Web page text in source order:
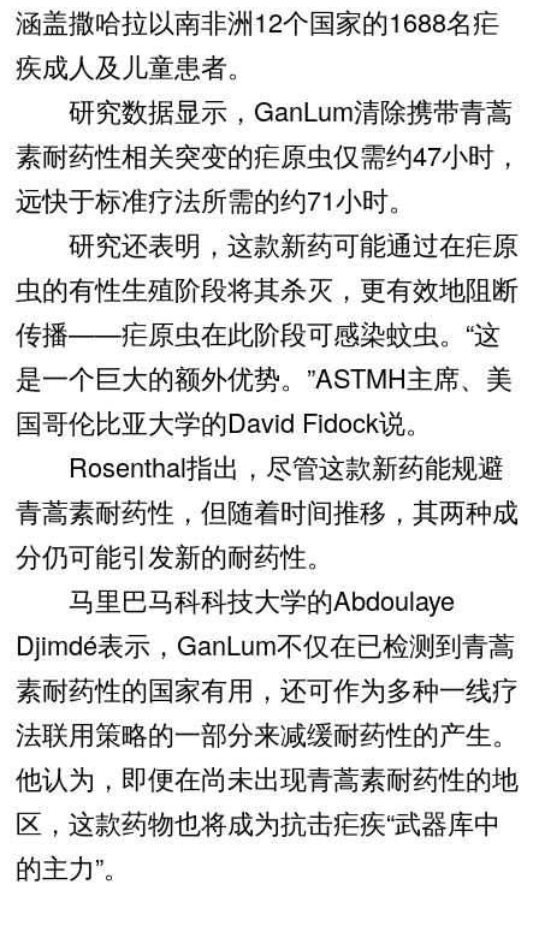
涵盖撒哈拉以南非洲12个国家的1688名疟
疾成人及儿童患者。
研究数据显示，GanLum清除携带青蒿
素耐药性相关突变的疟原虫仅需约47小时，
远快于标准疗法所需的约71小时。
研究还表明，这款新药可能通过在疟原
虫的有性生殖阶段将其杀灭，更有效地阻断
传播——疟原虫在此阶段可感染蚊虫。“这
是一个巨大的额外优势。”ASTMH主席、美
国哥伦比亚大学的David Fidock说。
Rosenthal指出，尽管这款新药能规避
青蒿素耐药性，但随着时间推移，其两种成
分仍可能引发新的耐药性。
马里巴马科科技大学的Abdoulaye
Djimdé表示，GanLum不仅在已检测到青蒿
素耐药性的国家有用，还可作为多种一线疗
法联用策略的一部分来减缓耐药性的产生。
他认为，即便在尚未出现青蒿素耐药性的地
区，这款药物也将成为抗击疟疾“武器库中
的主力”。